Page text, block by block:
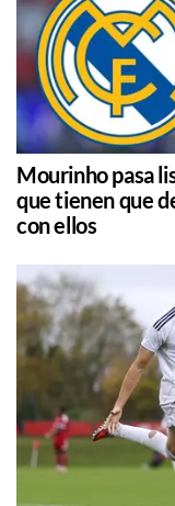
Mourinho pasa
que tienen que
con ellos